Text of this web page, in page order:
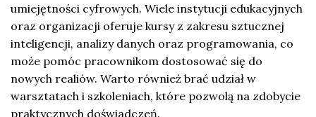
umiejętności cyfrowych. Wiele instytucji edukacyjnych
oraz organizacji oferuje kursy z zakresu sztucznej
inteligencji, analizy danych oraz programowania, co
może pomóc pracownikom dostosować się do
nowych realiów. Warto również brać udział w
warsztatach i szkoleniach, które pozwolą na zdobycie
praktycznych doświadczeń.